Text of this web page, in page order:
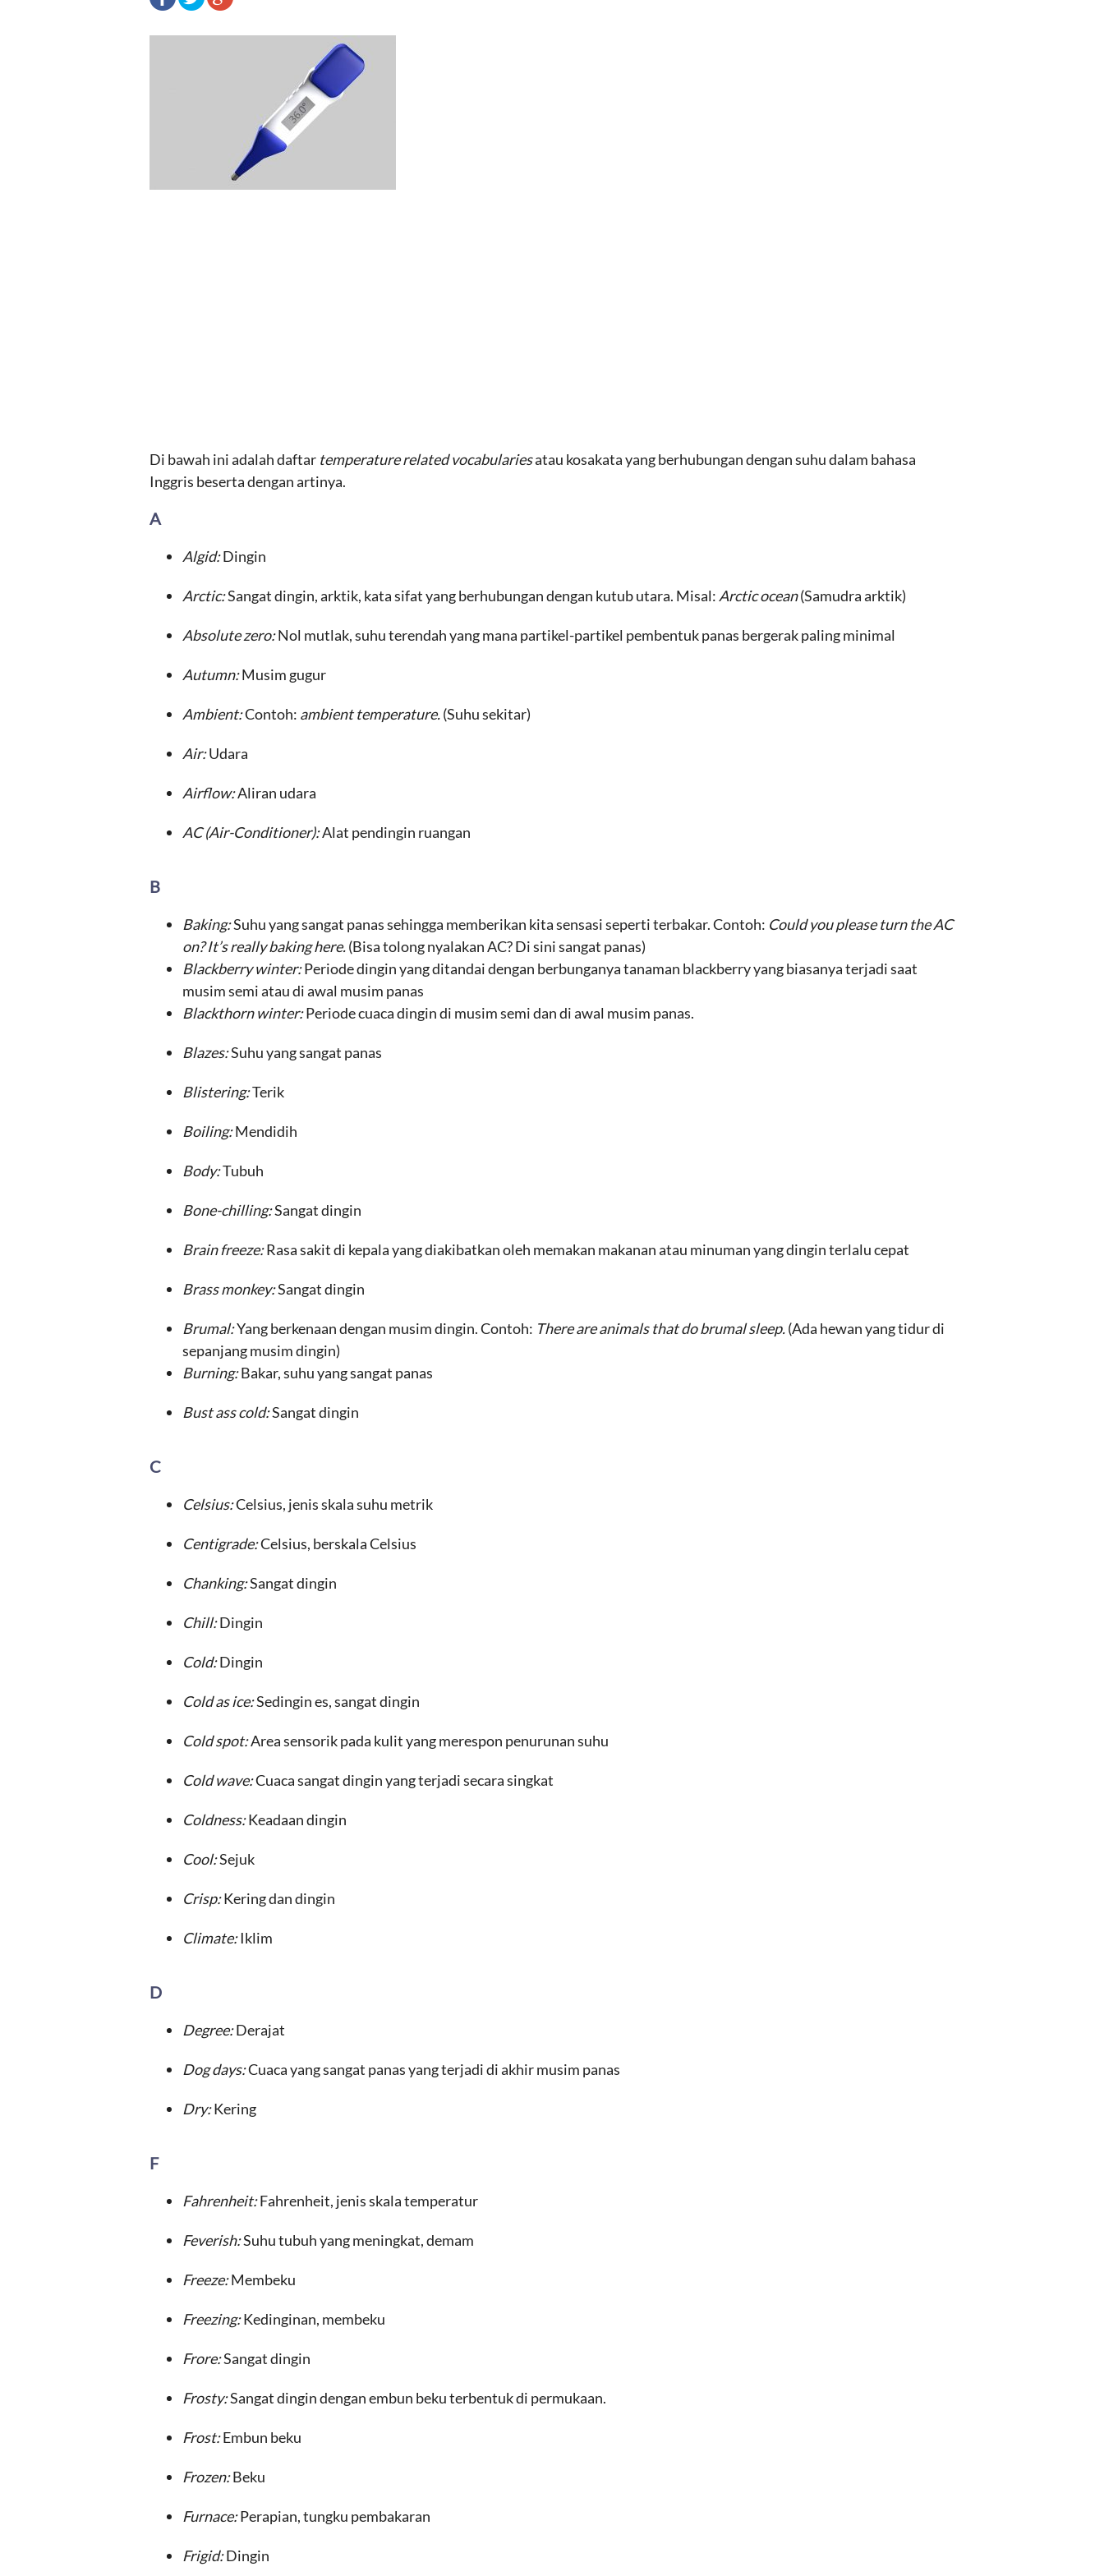
Di bawah ini adalah daftar temperature related vocabulariesatau kosakata yang berhubungan dengan suhu dalam bahasa
Inggris beserta dengan artinya.
A
Algid:Dingin
Arctic:Sangat dingin, arktik, kata sifat yang berhubungan dengan kutub utara. Misal: Arctic ocean(Samudra arktik)
Absolute zero:Nol mutlak, suhu terendah yang mana partikel-partikel pembentuk panas bergerak paling minimal
Autumn:Musim gugur
Ambient:Contoh: ambient temperature.(Suhu sekitar)
Air:Udara
Airflow:Aliran udara
AC (Air-Conditioner):Alat pendingin ruangan
B
Baking:Suhu yang sangat panas sehingga memberikan kita sensasi seperti terbakar. Contoh: Could you please turn the AC
on? It’s really baking here.(Bisa tolong nyalakan AC? Di sini sangat panas)
Blackberry winter:Periode dingin yang ditandai dengan berbunganya tanaman blackberry yang biasanya terjadi saat
musim semi atau di awal musim panas
Blackthorn winter:Periode cuaca dingin di musim semi dan di awal musim panas.
Blazes:Suhu yang sangat panas
Blistering:Terik
Boiling:Mendidih
Body:Tubuh
Bone-chilling:Sangat dingin
Brain freeze:Rasa sakit di kepala yang diakibatkan oleh memakan makanan atau minuman yang dingin terlalu cepat
Brass monkey:Sangat dingin
Brumal:Yang berkenaan dengan musim dingin. Contoh: There are animals that do brumal sleep.(Ada hewan yang tidur di
sepanjang musim dingin)
Burning:Bakar, suhu yang sangat panas
Bust ass cold:Sangat dingin
C
Celsius:Celsius, jenis skala suhu metrik
Centigrade:Celsius, berskala Celsius
Chanking:Sangat dingin
Chill:Dingin
Cold:Dingin
Cold as ice:Sedingin es, sangat dingin
Cold spot:Area sensorik pada kulit yang merespon penurunan suhu
Cold wave:Cuaca sangat dingin yang terjadi secara singkat
Coldness:Keadaan dingin
Cool:Sejuk
Crisp:Kering dan dingin
Climate:Iklim
D
Degree:Derajat
Dog days:Cuaca yang sangat panas yang terjadi di akhir musim panas
Dry:Kering
F
Fahrenheit:Fahrenheit, jenis skala temperatur
Feverish:Suhu tubuh yang meningkat, demam
Freeze:Membeku
Freezing:Kedinginan, membeku
Frore:Sangat dingin
Frosty:Sangat dingin dengan embun beku terbentuk di permukaan.
Frost:Embun beku
Frozen:Beku
Furnace:Perapian, tungku pembakaran
Frigid:Dingin